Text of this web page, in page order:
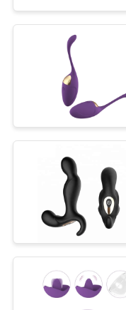
쇼
소
개
견
토끼
구
빠는
구